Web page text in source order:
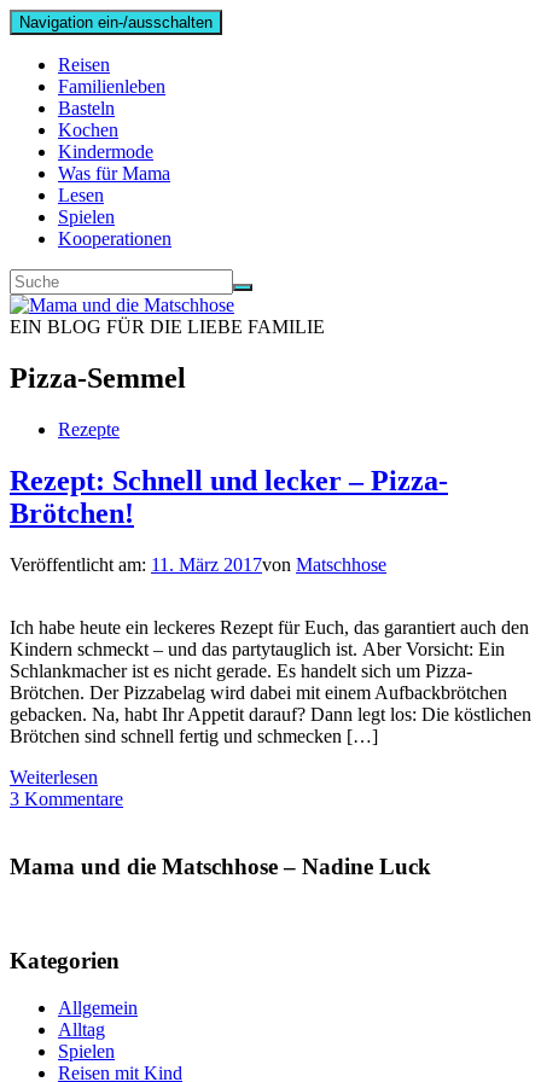
Navigation ein-/ausschalten
Reisen
Familienleben
Basteln
Kochen
Kindermode
Was für Mama
Lesen
Spielen
Kooperationen
EIN BLOG FÜR DIE LIEBE FAMILIE
Pizza-Semmel
Rezepte
Rezept: Schnell und lecker – Pizza-
Brötchen!
Veröffentlicht am: 11. März 2017von Matschhose
Ich habe heute ein leckeres Rezept für Euch, das garantiert auch den
Kindern schmeckt – und das partytauglich ist. Aber Vorsicht: Ein
Schlankmacher ist es nicht gerade. Es handelt sich um Pizza-
Brötchen. Der Pizzabelag wird dabei mit einem Aufbackbrötchen
gebacken. Na, habt Ihr Appetit darauf? Dann legt los: Die köstlichen
Brötchen sind schnell fertig und schmecken […]
Weiterlesen
3 Kommentare
Mama und die Matschhose – Nadine Luck
Kategorien
Allgemein
Alltag
Spielen
Reisen mit Kind